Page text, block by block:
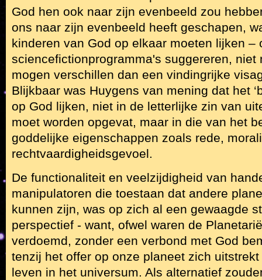
God hen ook naar zijn evenbeeld zou
ons naar zijn evenbeeld heeft geschapen,
kinderen van God op elkaar moeten lijken –
sciencefictionprogramma's suggereren, niet
mogen verschillen dan een vindingrijke
Blijkbaar was Huygens van mening dat het
op God lijken, niet in de letterlijke zin van
moet worden opgevat, maar in die van het
goddelijke eigenschappen zoals rede,
rechtvaardigheidsgevoel.
De functionaliteit en veelzijdigheid van
manipulatoren die toestaan dat andere
kunnen zijn, was op zich al een gewaagde
perspectief - want, ofwel waren de
verdoemd, zonder een verbond met God
tenzij het offer op onze planeet zich
leven in het universum. Als alternatief